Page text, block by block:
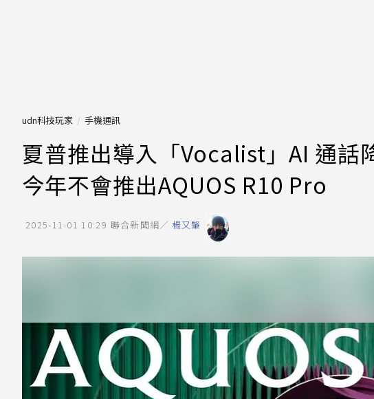
udn科技玩家 手機通訊
夏普推出導入「Vocalist」AI 通話
今年不會推出AQUOS R10 Pro
2025-11-01 10:29 聯合新聞網／ 楊又肇